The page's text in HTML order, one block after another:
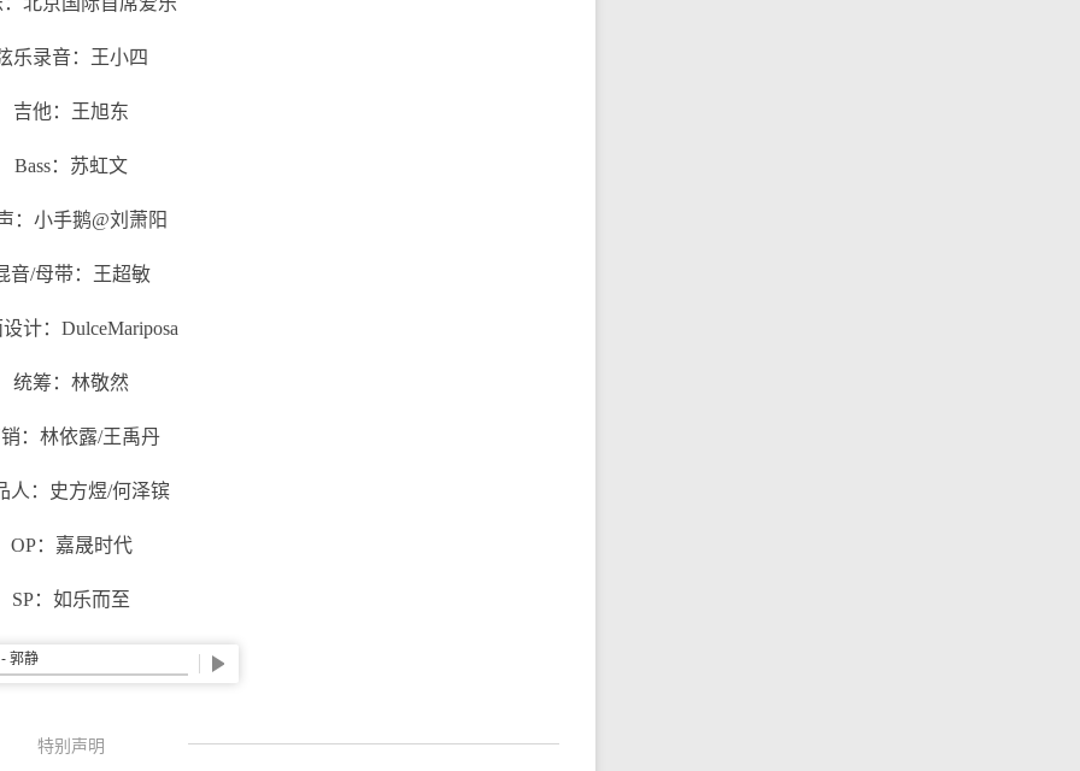
乐录音：王小四
吉他：王旭东
Bass：苏虹文
：小手鹅@刘萧阳
音/母带：王超敏
计：DulceMariposa
统筹：林敬然
：林依露/王禹丹
人：史方煜/何泽镔
OP：嘉晟时代
SP：如乐而至
特别声明